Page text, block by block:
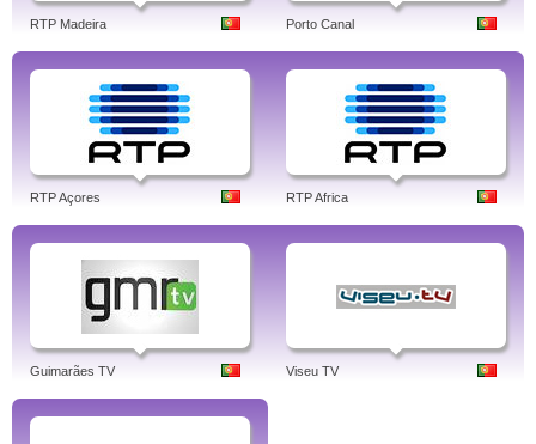
RTP Madeira Porto Canal
RTP Açores RTP Africa
Guimarães TV Viseu TV